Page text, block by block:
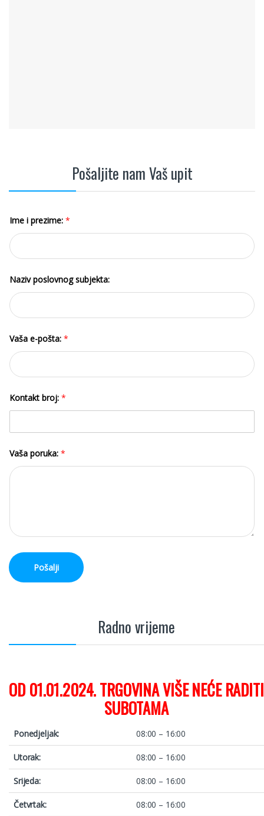
Pošaljite nam Vaš upit
Ime i prezime: *
Naziv poslovnog subjekta:
Vaša e-pošta: *
Kontakt broj: *
Vaša poruka: *
Pošalji
Radno vrijeme
OD 01.01.2024. TRGOVINA VIŠE NEĆE RADITI
SUBOTAMA
Ponedjeljak: 08:00 – 16:00
Utorak: 08:00 – 16:00
Srijeda: 08:00 – 16:00
Četvrtak: 08:00 – 16:00